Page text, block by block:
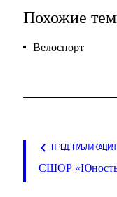
Похожие
Велоспорт
ПРЕД. ПУБЛИКАЦИЯ
СШОР «Юность